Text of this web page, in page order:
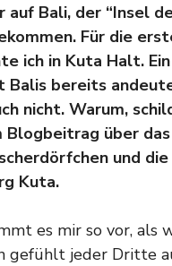
auf Bali, der “Insel
Für die
ich in Kuta Halt.
Balis bereits
nicht. Warum,
Blogbeitrag über das
und
Kuta.
es mir so vor, als
gefühlt jeder Dritte